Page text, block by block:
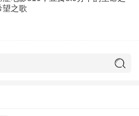
望之歌